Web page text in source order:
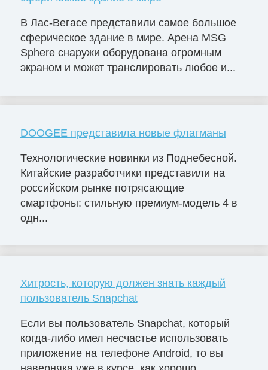
В Лас-Вегасе представили самое большое
сферическое здание в мире. Арена MSG
Sphere снаружи оборудована огромным
экраном и может транслировать любое и...
DOOGEE представила новые флагманы
Технологические новинки из Поднебесной.
Китайские разработчики представили на
российском рынке потрясающие
смартфоны: стильную премиум-модель 4 в
одн...
Хитрость, которую должен знать каждый
пользователь Snapchat
Если вы пользователь Snapchat, который
когда-либо имел несчастье использовать
приложение на телефоне Android, то вы